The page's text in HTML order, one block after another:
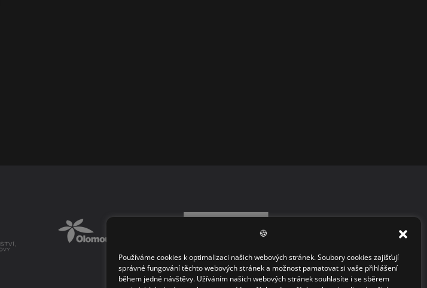
🍪
Používáme cookies k optimalizaci našich webových stránek. Soubory cookies zajišťují
správné fungování těchto webových stránek a možnost pamatovat si vaše přihlášení
během jedné návštěvy. Užíváním našich webových stránek souhlasíte i se sběrem